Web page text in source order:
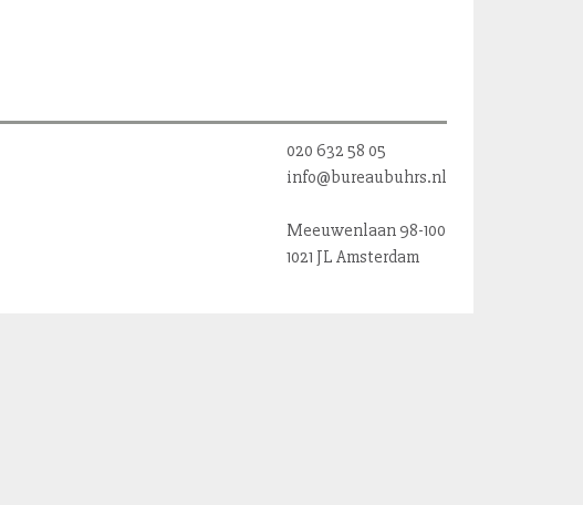
020 632 58 05
info@bureaubuhrs.nl
Meeuwenlaan 98-100
1021 JL Amsterdam